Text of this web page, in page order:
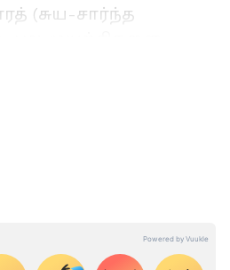
(சுய-சார்ந்த
உறுப்பினராக